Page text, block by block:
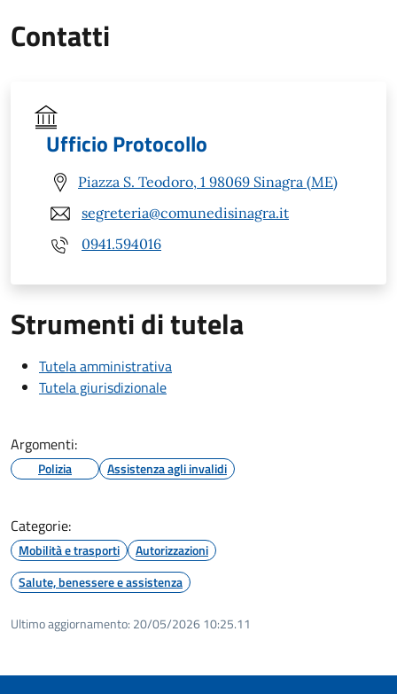
Contatti
Ufficio Protocollo
Piazza S. Teodoro, 1 98069 Sinagra (ME)
segreteria@comunedisinagra.it
0941.594016
Strumenti di tutela
Tutela amministrativa
Tutela giurisdizionale
Argomenti:
Polizia Assistenza agli invalidi
Categorie:
Mobilità e trasporti
Autorizzazioni
Salute, benessere e assistenza
Ultimo aggiornamento: 20/05/2026 10:25.11